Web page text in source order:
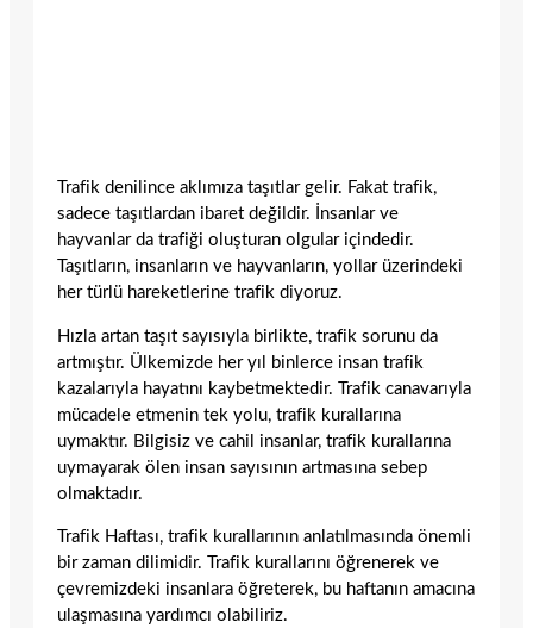
Trafik denilince aklımıza taşıtlar gelir. Fakat trafik,
sadece taşıtlardan ibaret değildir. İnsanlar ve
hayvanlar da trafiği oluşturan olgular içindedir.
Taşıtların, insanların ve hayvanların, yollar üzerindeki
her türlü hareketlerine trafik diyoruz.
Hızla artan taşıt sayısıyla birlikte, trafik sorunu da
artmıştır. Ülkemizde her yıl binlerce insan trafik
kazalarıyla hayatını kaybetmektedir. Trafik canavarıyla
mücadele etmenin tek yolu, trafik kurallarına
uymaktır. Bilgisiz ve cahil insanlar, trafik kurallarına
uymayarak ölen insan sayısının artmasına sebep
olmaktadır.
Trafik Haftası, trafik kurallarının anlatılmasında önemli
bir zaman dilimidir. Trafik kurallarını öğrenerek ve
çevremizdeki insanlara öğreterek, bu haftanın amacına
ulaşmasına yardımcı olabiliriz.